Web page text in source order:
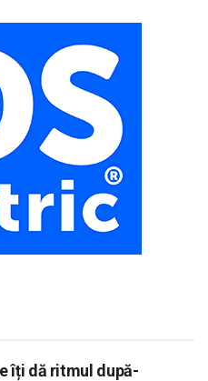
îți dă ritmul după-